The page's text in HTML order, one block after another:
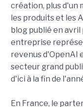
création, plus d'un
les produits et les
blog publié en avril
entreprise
revenus d'OpenAI
secteur grand
d'ici à la fin de
En France, le